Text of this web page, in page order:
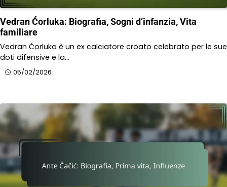
Vedran Ćorluka: Biografia, Sogni d’infanzia, Vita
familiare
Vedran Ćorluka è un ex calciatore croato celebrato per le sue
doti difensive e la…
05/02/2026